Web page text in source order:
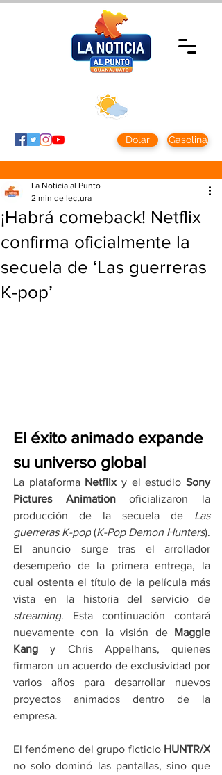
Dolar Gasolina
¡Habrá comeback! Netflix
confirma oficialmente la
secuela de ‘Las guerreras
K-pop’
La Noticia al Punto
2 min de lectura
El éxito animado expande
su universo global
La plataforma Netflix y el estudio Sony
Pictures Animation oficializaron la
producción de la secuela de Las
guerreras K-pop (K-Pop Demon Hunters).
El anuncio surge tras el arrollador
desempeño de la primera entrega, la
cual ostenta el título de la película más
streaming. Esta continuación contará
nuevamente con la visión de Maggie
Kang y Chris Appelhans, quienes
firmaron un acuerdo de exclusividad por
varios años para desarrollar nuevos
proyectos animados dentro de la
empresa.
El fenómeno del grupo ficticio HUNTR/X
no solo dominó las pantallas, sino que